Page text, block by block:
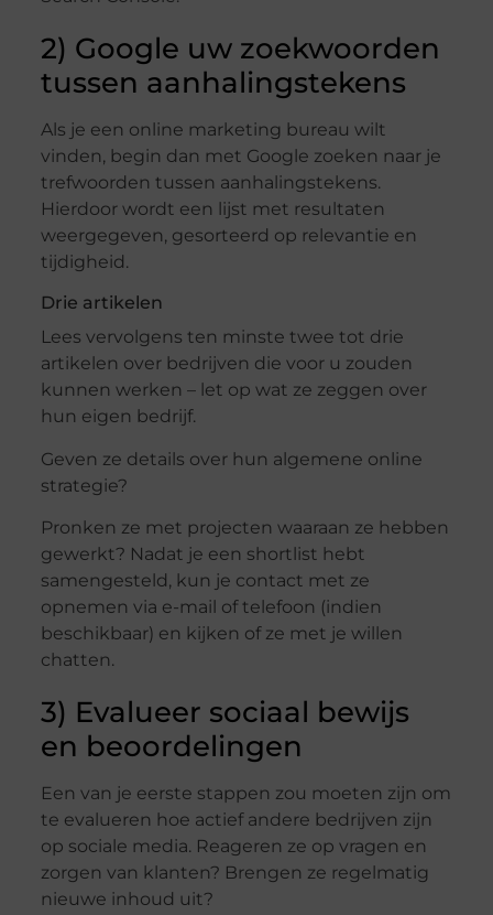
2) Google uw zoekwoorden
tussen aanhalingstekens
Als je een online marketing bureau wilt
vinden, begin dan met Google zoeken naar je
trefwoorden tussen aanhalingstekens.
Hierdoor wordt een lijst met resultaten
weergegeven, gesorteerd op relevantie en
tijdigheid.
Drie artikelen
Lees vervolgens ten minste twee tot drie
artikelen over bedrijven die voor u zouden
kunnen werken – let op wat ze zeggen over
hun eigen bedrijf.
Geven ze details over hun algemene online
strategie?
Pronken ze met projecten waaraan ze hebben
gewerkt? Nadat je een shortlist hebt
samengesteld, kun je contact met ze
opnemen via e-mail of telefoon (indien
beschikbaar) en kijken of ze met je willen
chatten.
3) Evalueer sociaal bewijs
en beoordelingen
Een van je eerste stappen zou moeten zijn om
te evalueren hoe actief andere bedrijven zijn
op sociale media. Reageren ze op vragen en
zorgen van klanten? Brengen ze regelmatig
nieuwe inhoud uit?